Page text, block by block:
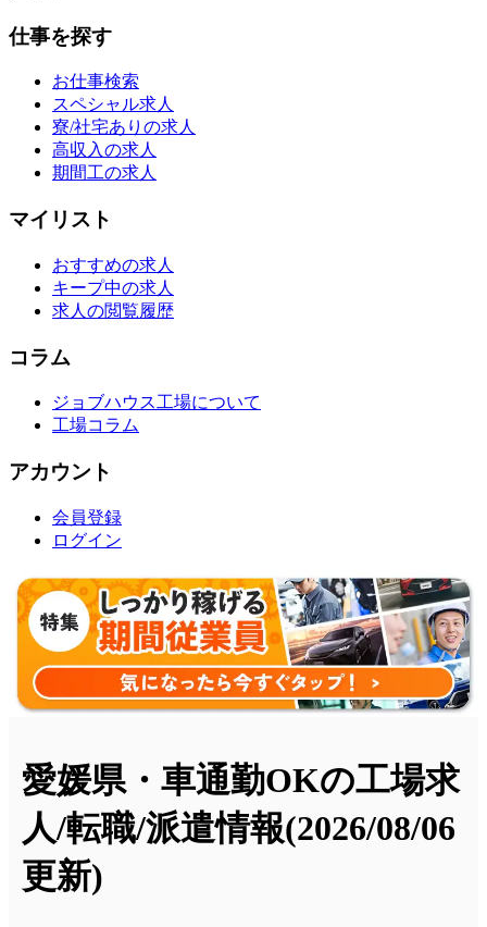
仕事を探す
お仕事検索
スペシャル求人
寮/社宅ありの求人
高収入の求人
期間工の求人
マイリスト
おすすめの求人
キープ中の求人
求人の閲覧履歴
コラム
ジョブハウス工場について
工場コラム
アカウント
会員登録
ログイン
愛媛県・車通勤OKの工場求
人/転職/派遣情報(2026/08/06
更新)